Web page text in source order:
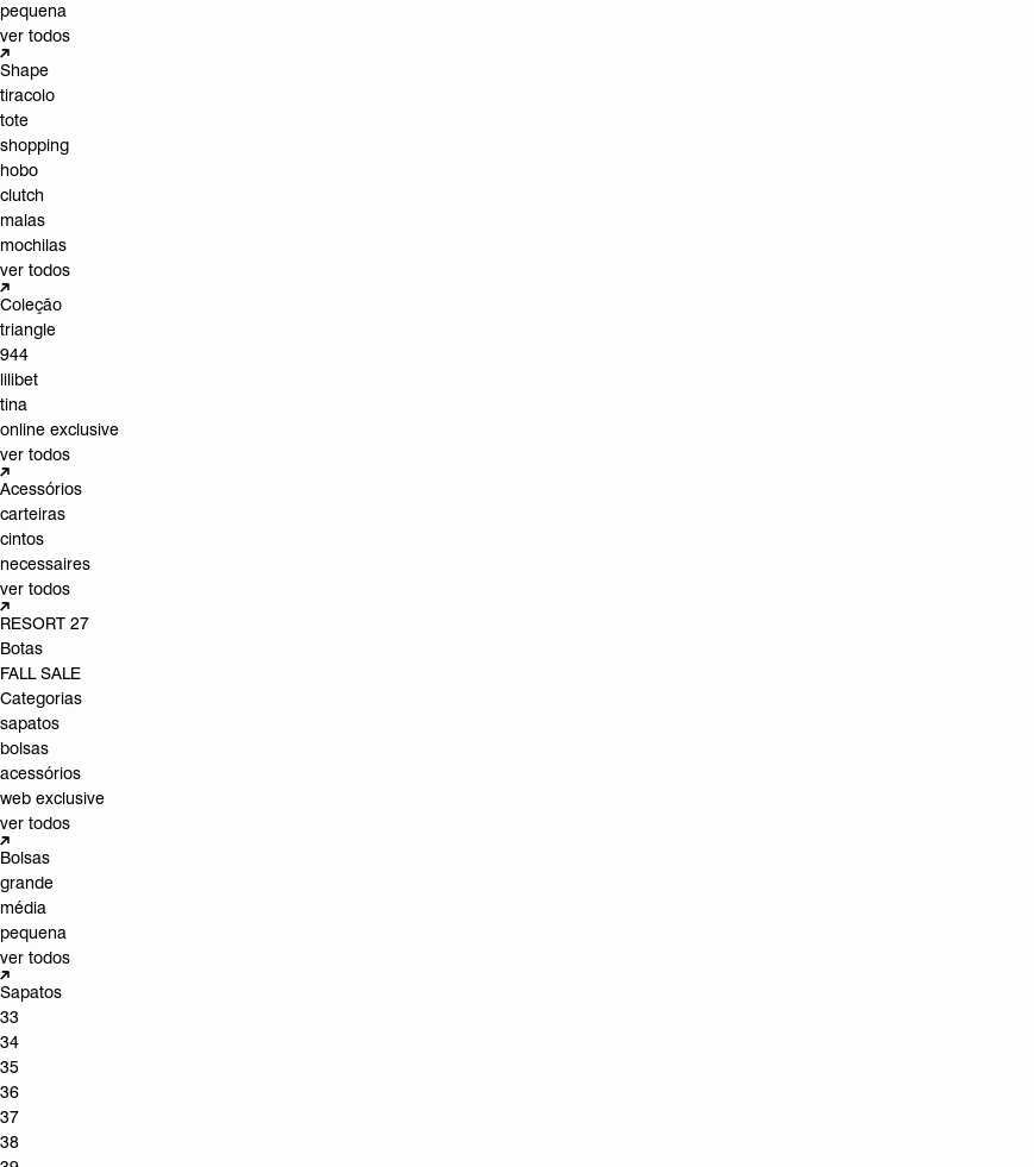
pequena
ver todos
Shape
tiracolo
tote
shopping
hobo
clutch
malas
mochilas
ver todos
Coleção
triangle
944
lilibet
tina
online exclusive
ver todos
Acessórios
carteiras
cintos
necessaires
ver todos
RESORT 27
Botas
FALL SALE
Categorias
sapatos
bolsas
acessórios
web exclusive
ver todos
Bolsas
grande
média
pequena
ver todos
Sapatos
33
34
35
36
37
38